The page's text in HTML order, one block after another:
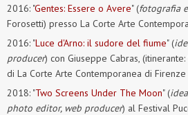
2016: "Gentes: Essere o Avere" (fotografia
Forosetti) presso La Corte Arte
2016: "Luce d'Arno: il sudore del fiume" (
producer) con Giuseppe Cabras,
di La Corte Arte Contemporanea di Firenze
2018: "Two Screens Under The Moon" (
photo editor, web producer) al Festival